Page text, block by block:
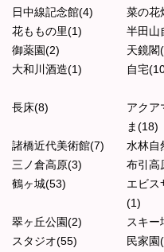
日中線記念館(4) 菜の花
花ももの里(1)
半田山
御薬園(2)
天鏡閣
大和川酒造(1)
自宅
長床(8)
アクア
ま(18)
諸橋近代美術館(7) 水林自
三ノ倉高原(3)
布引高
鶴ヶ城(53)
エビス
(1)
翠ヶ丘公園(2) スキー
スタジオ(55)
民家園